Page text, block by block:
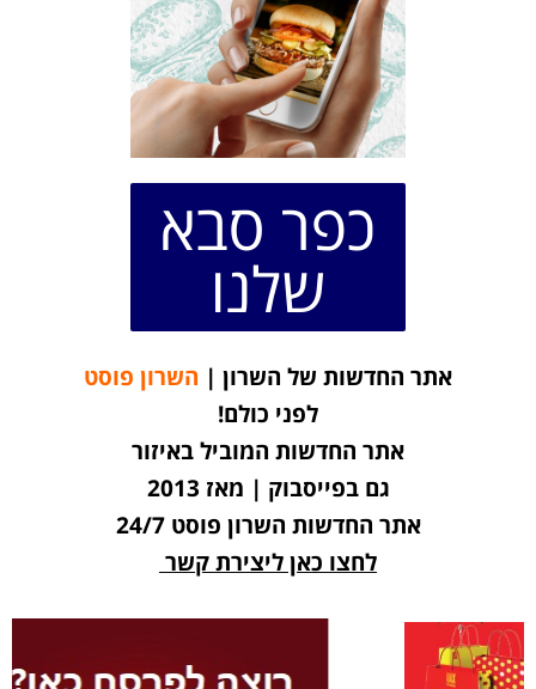
כפר סבא
שלנו
אתר החדשות של השרון | השרון פוסט
לפני כולם!
אתר החדשות המוביל באיזור
גם בפייסבוק | מאז 2013
אתר החדשות השרון פוסט 24/7
לחצו כאן ליצירת קשר